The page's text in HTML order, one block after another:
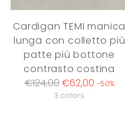
Cardigan TEMI manica
lunga con colletto più
patte più bottone
contrasto costina
Regular
€124,00€62,00 -50%
3 colors